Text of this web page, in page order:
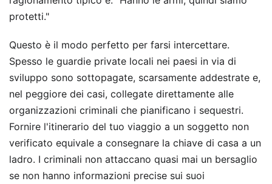
protetti."
Questo è il modo perfetto per farsi intercettare.
Spesso le guardie private locali nei paesi in via di
sviluppo sono sottopagate, scarsamente addestrate e,
nel peggiore dei casi, collegate direttamente alle
organizzazioni criminali che pianificano i sequestri.
Fornire l'itinerario del tuo viaggio a un soggetto non
verificato equivale a consegnare la chiave di casa a un
ladro. I criminali non attaccano quasi mai un bersaglio
se non hanno informazioni precise sui suoi